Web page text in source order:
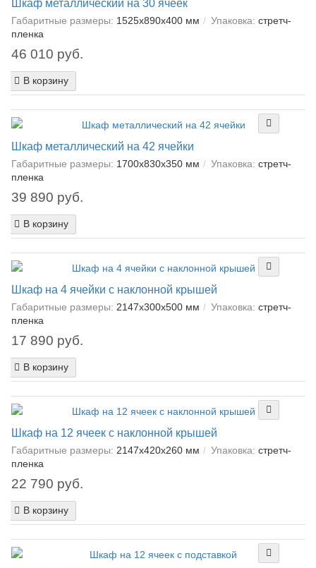
Шкаф металлический на 30 ячеек
Габаритные размеры: 1525х890х400 мм Упаковка: cтретч-
пленка
46 010 руб.
В корзину
Шкаф металлический на 42 ячейки
Габаритные размеры: 1700х830х350 мм Упаковка: cтретч-
пленка
39 890 руб.
В корзину
Шкаф на 4 ячейки с наклонной крышей
Габаритные размеры: 2147х300х500 мм Упаковка: cтретч-
пленка
17 890 руб.
В корзину
Шкаф на 12 ячеек с наклонной крышей
Габаритные размеры: 2147х420х260 мм Упаковка: cтретч-
пленка
22 790 руб.
В корзину